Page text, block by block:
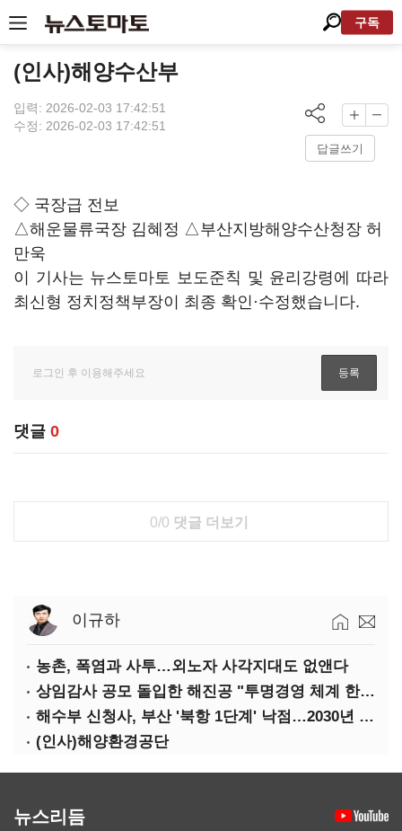
구독
(인사)해양수산부
입력: 2026-02-03 17:42:51
수정: 2026-02-03 17:42:51
답글쓰기
◇ 국장급 전보
△해운물류국장 김혜정 △부산지방해양수산청장 허
만욱
이 기사는 뉴스토마토 보도준칙 및 윤리강령에 따라
최신형 정치정책부장이 최종 확인·수정했습니다.
댓글 0
0/0 댓글 더보기
이규하
농촌, 폭염과 사투…외노자 사각지대도 없앤다
상임감사 공모 돌입한 해진공 "투명경영 체계 한층 강화"
해수부 신청사, 부산 '북항 1단계' 낙점…2030년 완공 목표
(인사)해양환경공단
뉴스리듬